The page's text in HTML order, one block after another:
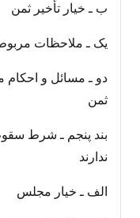
ب ـ خیار تأخیر ثمن
یک ـ ملاحظات
دو ـ مسائل و
ثمن
بند پنجم ـ شرط
ندارند
الف ـ خیار مجلس